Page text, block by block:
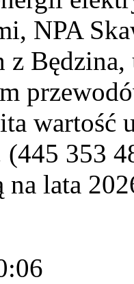
NPA
z
(445 353
na lata